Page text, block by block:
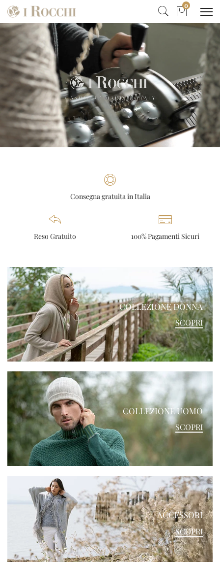
0
Consegna gratuita in Italia
Reso Gratuito 100% Pagamenti Sicuri
COLLEZIONE DONNA
SCOPRI
COLLEZIONE UOMO
SCOPRI
ACCESSORI
SCOPRI